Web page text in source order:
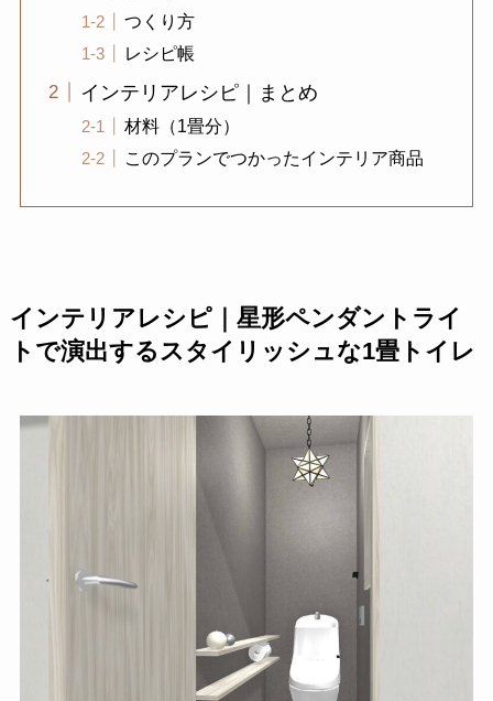
つくり方
レシピ帳
インテリアレシピ｜まとめ
材料（1畳分）
このプランでつかったインテリア商品
インテリアレシピ｜星形ペンダントライ
トで演出するスタイリッシュな1畳トイレ